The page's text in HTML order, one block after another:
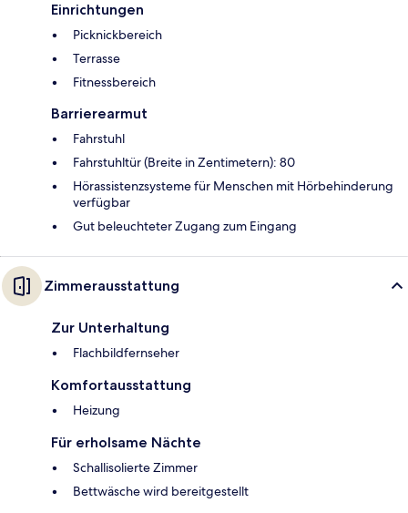
Einrichtungen
Picknickbereich
Terrasse
Fitnessbereich
Barrierearmut
Fahrstuhl
Fahrstuhltür (Breite in Zentimetern): 80
Hörassistenzsysteme für Menschen mit Hörbehinderung
verfügbar
Gut beleuchteter Zugang zum Eingang
Zimmerausstattung
Zur Unterhaltung
Flachbildfernseher
Komfortausstattung
Heizung
Für erholsame Nächte
Schallisolierte Zimmer
Bettwäsche wird bereitgestellt